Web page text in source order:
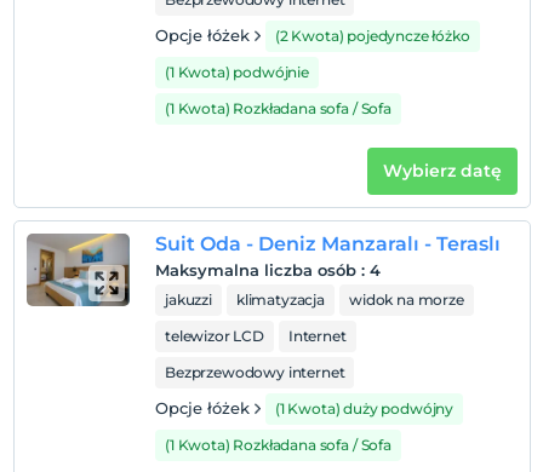
Opcje łóżek
(2 Kwota) pojedyncze łóżko
(1 Kwota) podwójnie
(1 Kwota) Rozkładana sofa / Sofa
Wybierz datę
Suit Oda - Deniz Manzaralı - Teraslı
Maksymalna liczba osób : 4
jakuzzi klimatyzacja
widok na morze
telewizor LCD
Internet
Bezprzewodowy internet
Opcje łóżek
(1 Kwota) duży podwójny
(1 Kwota) Rozkładana sofa / Sofa